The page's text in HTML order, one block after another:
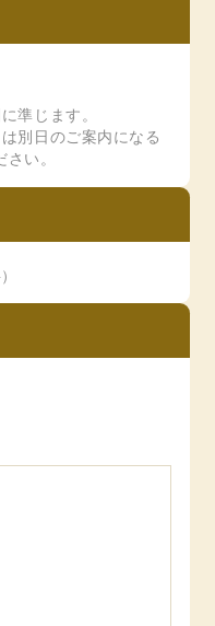
準じます。
別日のご案内になる
い。